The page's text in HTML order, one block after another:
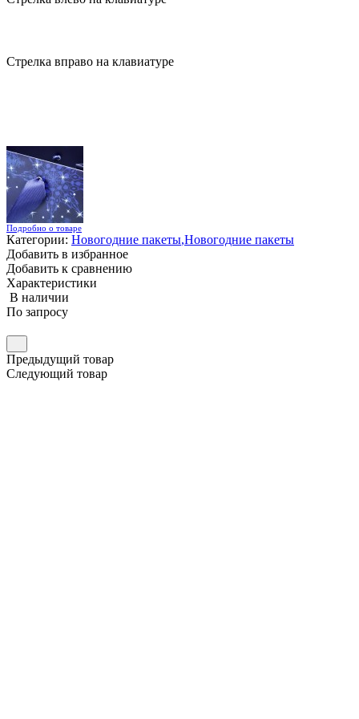
Стрелка вправо на клавиатуре
Подробно о товаре
Категории: Новогодние пакеты,Новогодние пакеты
Добавить в избранное
Добавить к сравнению
Характеристики
В наличии
По запросу
Предыдущий товар
Следующий товар